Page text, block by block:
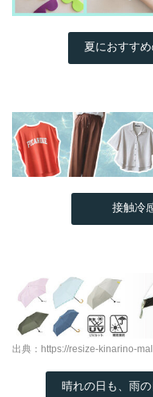
夏におすす
接触冷
出典： https://resize-kinarino-
晴れの日も、雨